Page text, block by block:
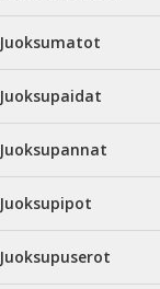
Juoksumatot
Juoksupaidat
Juoksupannat
Juoksupipot
Juoksupuserot